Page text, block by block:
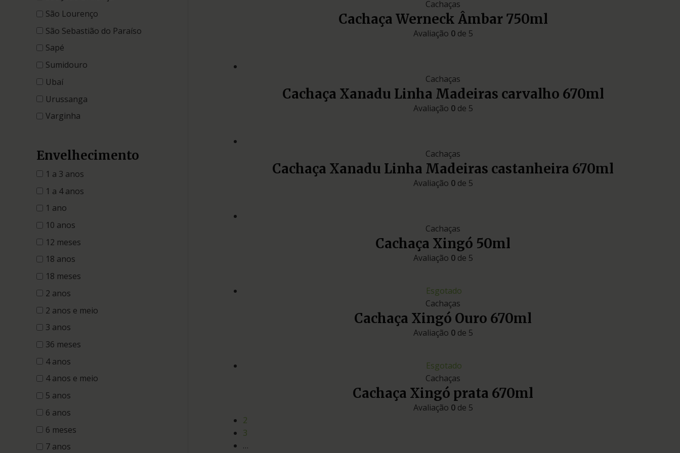
São Lourenço
São Sebastião do Paraíso
Sapé
Sumidouro
Ubaí
Urussanga
Varginha
Envelhecimento
1 a 3 anos
1 a 4 anos
1 ano
10 anos
12 meses
18 anos
18 meses
2 anos
2 anos e meio
3 anos
36 meses
4 anos
4 anos e meio
5 anos
6 anos
6 meses
7 anos
Cachaças
Cachaça Werneck Âmbar 750ml
Avaliação 0de 5
Cachaças
Cachaça Xanadu Linha Madeiras carvalho 670ml
Avaliação 0de 5
Cachaças
Cachaça Xanadu Linha Madeiras castanheira 670ml
Avaliação 0de 5
Cachaças
Cachaça Xingó 50ml
Avaliação 0de 5
Esgotado
Cachaças
Cachaça Xingó Ouro 670ml
Avaliação 0de 5
Esgotado
Cachaças
Cachaça Xingó prata 670ml
Avaliação 0de 5
2
3
…